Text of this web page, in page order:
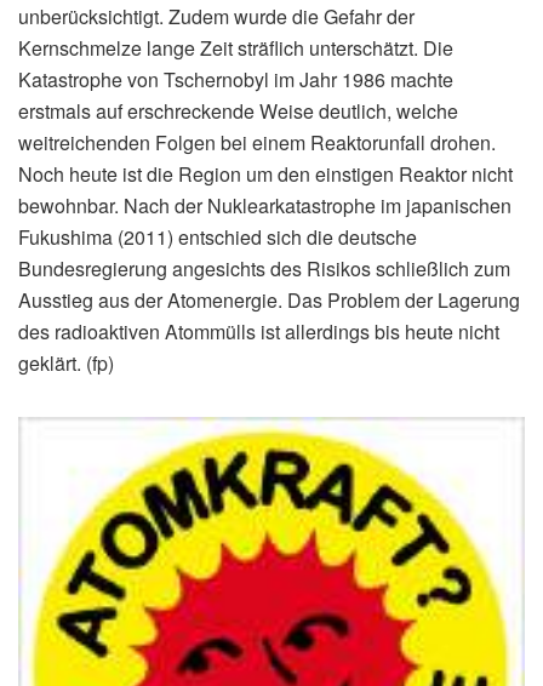
unberücksichtigt. Zudem wurde die Gefahr der
Kernschmelze lange Zeit sträflich unterschätzt. Die
Katastrophe von Tschernobyl im Jahr 1986 machte
erstmals auf erschreckende Weise deutlich, welche
weitreichenden Folgen bei einem Reaktorunfall drohen.
Noch heute ist die Region um den einstigen Reaktor nicht
bewohnbar. Nach der Nuklearkatastrophe im japanischen
Fukushima (2011) entschied sich die deutsche
Bundesregierung angesichts des Risikos schließlich zum
Ausstieg aus der Atomenergie. Das Problem der Lagerung
des radioaktiven Atommülls ist allerdings bis heute nicht
geklärt. (fp)